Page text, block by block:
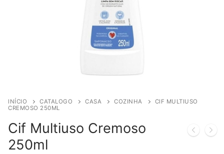
INÍCIO CATALOGO CASA COZINHA
CIF MULTIUSO
CREMOSO 250ML
Cif Multiuso Cremoso
250ml